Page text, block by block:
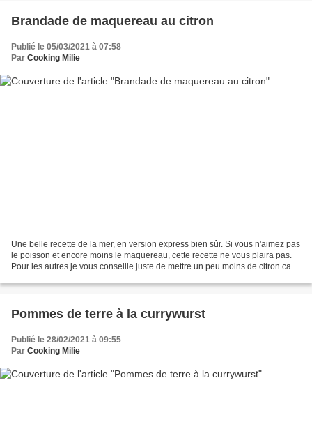
Brandade de maquereau au citron
Publié le 05/03/2021 à 07:58
Par Cooking Milie
Une belle recette de la mer, en version express bien sûr. Si vous n'aimez pas
le poisson et encore moins le maquereau, cette recette ne vous plaira pas.
Pour les autres je vous conseille juste de mettre un peu moins de citron car
Pommes de terre à la currywurst
Publié le 28/02/2021 à 09:55
Par Cooking Milie